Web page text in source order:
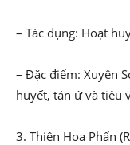
– Tác dụng: Hoạt
– Đặc điểm: Xuyên
huyết, tán ứ và tiêu
3. Thiên Hoa Phấn